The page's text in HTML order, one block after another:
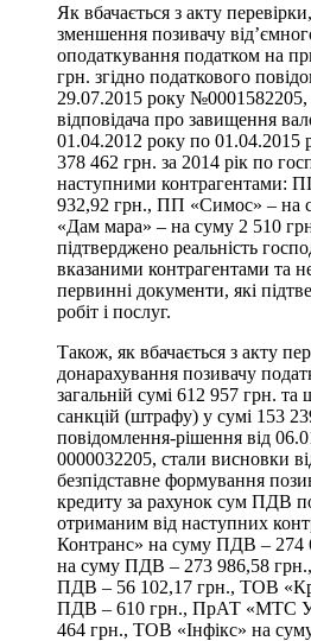
Як вбачається з акту
зменшення позивачу
оподаткування податком на
грн. згідно податкового
29.07.2015 року №0001582205,
відповідача про завищення
01.04.2012 року по 01.04.2015
378 462 грн. за 2014 рік по
наступними контрагентами:
932,92 грн., ПП «Симос» – на
«Дам мара» – на суму 2 510
підтверджено реальність
вказаними контрагентами та
первинні документи, які
робіт і послуг.
Також, як вбачається з акту
донарахування позивачу
загальній сумі 612 957 грн.
санкцій (штрафу) у сумі 153
повідомлення-рішення від
0000032205, стали висновки
безпідставне формування
кредиту за рахунок сум ПДВ
отриманим від наступних
Контранс» на суму ПДВ –
на суму ПДВ – 273 986,58
ПДВ – 56 102,17 грн., ТОВ
ПДВ – 610 грн., ПрАТ «МТС
464 грн., ТОВ «Інфікс» на